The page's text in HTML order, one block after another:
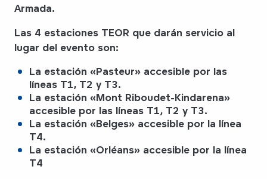
Armada.
Las 4 estaciones TEOR que darán servicio al
lugar del evento son:
La estación «Pasteur» accesible por las
líneas T1, T2 y T3.
La estación «Mont Riboudet-Kindarena»
accesible por las líneas T1, T2 y T3.
La estación «Belges» accesible por la línea
T4.
La estación «Orléans» accesible por la línea
T4